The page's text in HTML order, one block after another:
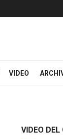
VIDEO
VIDEO DEL